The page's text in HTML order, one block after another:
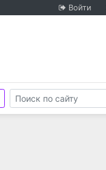
Войти